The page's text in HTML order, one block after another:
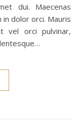
dui. Maecenas
dolor orci. Mauris
vel orci pulvinar,